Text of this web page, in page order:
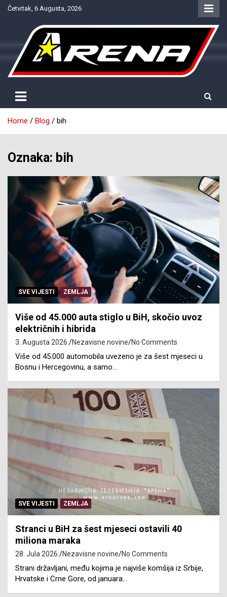
SkipČetvrtak, 6 Augusta, 2026
NTV Arena
Home Blog bih
Oznaka: bih
SVE VIJESTI ZEMLJA
Više od 45.000 auta stiglo u BiH, skočio uvoz
električnih i hibrida
3. Augusta 2026. Nezavisne novine No Comments
Više od 45.000 automobila uvezeno je za šest mjeseci u
Bosnu i Hercegovinu, a samo…
SVE VIJESTI ZEMLJA
Stranci u BiH za šest mjeseci ostavili 40
miliona maraka
28. Jula 2026. Nezavisne novine No Comments
Strani državljani, među kojima je najviše komšija iz Srbije,
Hrvatske i Crne Gore, od januara…